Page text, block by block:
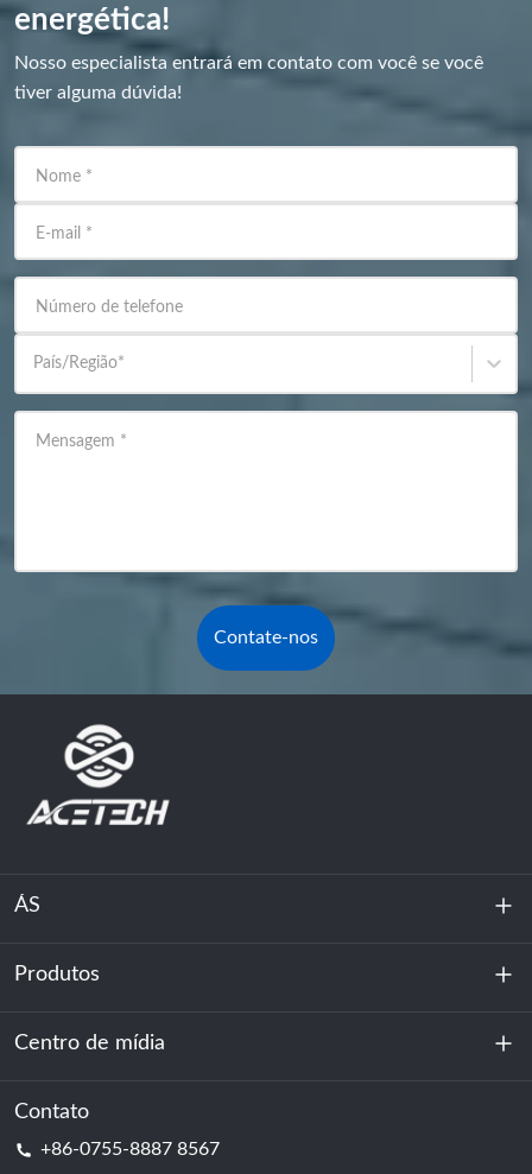
energética!
Nosso especialista entrará em contato com você se você
tiver alguma dúvida!
Nome *
E-mail *
Número de telefone
País/Região*
Mensagem *
Contate-nos
ÁS
Sobre nós
Sustentabilidade
Produtos
Armazenamento de energia
Centro de dados e sala de servidores
Centro de mídia
Notícias
Contato
+86-0755-8887 8567